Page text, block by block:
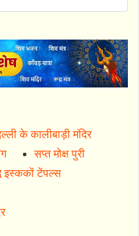
के कालीबाड़ी मंदिर
सप्त मोक्ष पुरी
इस्ककों टेंपल्स